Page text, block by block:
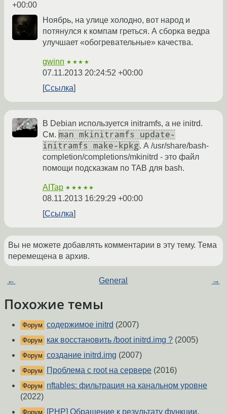
+00:00
Ноябрь, на улице холодно, вот народ и
потянулся к компам греться. А сборка ведра
улучшает «обогревательные» качества.
gwinn ★★★★
07.11.2013 20:24:52 +00:00
Ссылка
В Debian используется initramfs, а не initrd.
См. man mkinitramfs update-
initramfs make-kpkg. А /usr/share/bash-
completion/completions/mkinitrd - это файл
помощи подсказкам по TAB для bash.
AITap ★★★★★
08.11.2013 16:29:29 +00:00
Ссылка
Вы не можете добавлять комментарии в эту тему. Тема
перемещена в архив.
← General →
Похожие темы
Форум содержимое initrd (2007)
Форум как восстановить /boot initrd.img ? (2005)
Форум создание initrd.img (2007)
Форум Проблема с root на сервере (2016)
Форум
nftables: фильтрация на канальном уровне
(2022)
Форум [PHP] Обращение к результату функции.